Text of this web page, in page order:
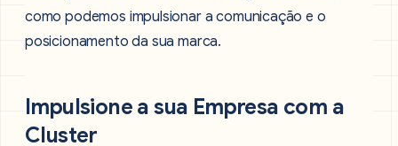
como podemos impulsionar a comunicação e o
posicionamento da sua marca.
Impulsione a sua Empresa com a
Cluster